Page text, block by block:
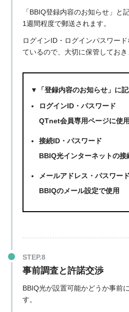
「BBIQ登録内容のお知らせ」と
1週間程度で郵送されます。
ログインID・ログインパスワー
ているので、大切に保管しておき
▼「登録内容のお知らせ」に
ログインID・パスワード
QTnet会員専用ページに使用
接続ID・パスワード
BBIQ光インターネットの接
メールアドレス・パスワード
BBIQのメール設定で使用
事前調査と許諾交渉
BBIQ光が設置可能かどうか事前
す。